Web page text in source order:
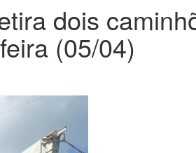
dois
(05/04)